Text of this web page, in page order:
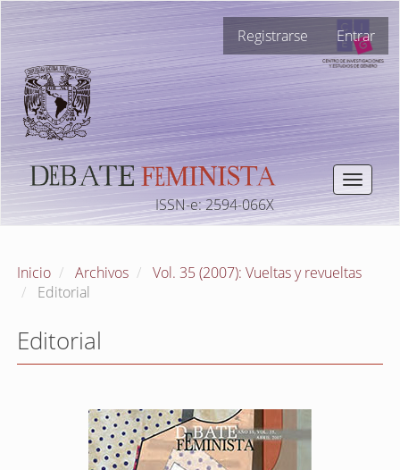
Navegación
principal
Contenido
principal
Barra
lateral
Registrarse Entrar
Toggle
ISSN-e: 2594-066X
Inicio Archivos
Vol. 35 (2007): Vueltas y revueltas
Editorial
Editorial